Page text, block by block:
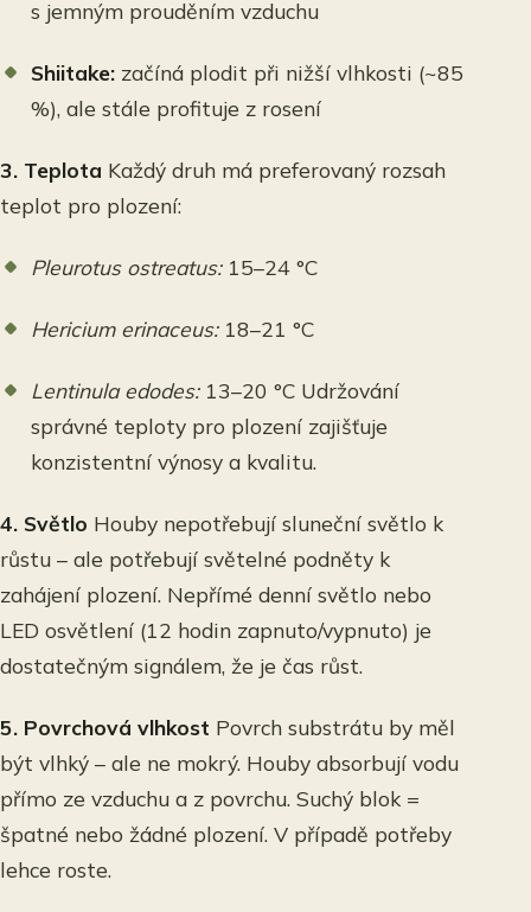
s jemným prouděním vzduchu
Shiitake: začíná plodit při nižší vlhkosti (~85
%), ale stále profituje z rosení
3. Teplota Každý druh má preferovaný rozsah
teplot pro plození:
Pleurotus ostreatus:15–24 °C
Hericium erinaceus:18–21 °C
Lentinula edodes:13–20 °C Udržování
správné teploty pro plození zajišťuje
konzistentní výnosy a kvalitu.
4. Světlo Houby nepotřebují sluneční světlo k
růstu – ale potřebují světelné podněty k
zahájení plození. Nepřímé denní světlo nebo
LED osvětlení (12 hodin zapnuto/vypnuto) je
dostatečným signálem, že je čas růst.
5. Povrchová vlhkost Povrch substrátu by měl
být vlhký – ale ne mokrý. Houby absorbují vodu
přímo ze vzduchu a z povrchu. Suchý blok =
špatné nebo žádné plození. V případě potřeby
lehce roste.